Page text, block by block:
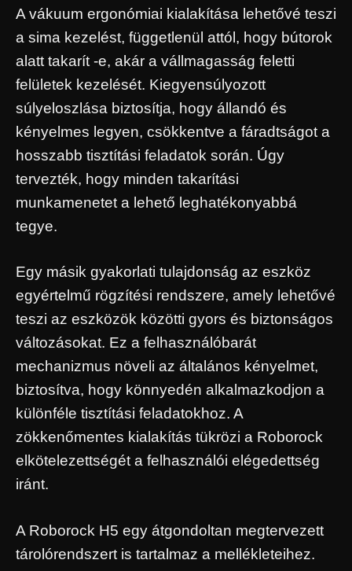
A vákuum ergonómiai kialakítása lehetővé teszi
a sima kezelést, függetlenül attól, hogy bútorok
alatt takarít -e, akár a vállmagasság feletti
felületek kezelését. Kiegyensúlyozott
súlyeloszlása ​​biztosítja, hogy állandó és
kényelmes legyen, csökkentve a fáradtságot a
hosszabb tisztítási feladatok során. Úgy
tervezték, hogy minden takarítási
munkamenetet a lehető leghatékonyabbá
tegye.
Egy másik gyakorlati tulajdonság az eszköz
egyértelmű rögzítési rendszere, amely lehetővé
teszi az eszközök közötti gyors és biztonságos
változásokat. Ez a felhasználóbarát
mechanizmus növeli az általános kényelmet,
biztosítva, hogy könnyedén alkalmazkodjon a
különféle tisztítási feladatokhoz. A
zökkenőmentes kialakítás tükrözi a Roborock
elkötelezettségét a felhasználói elégedettség
iránt.
A Roborock H5 egy átgondoltan megtervezett
tárolórendszert is tartalmaz a mellékleteihez.